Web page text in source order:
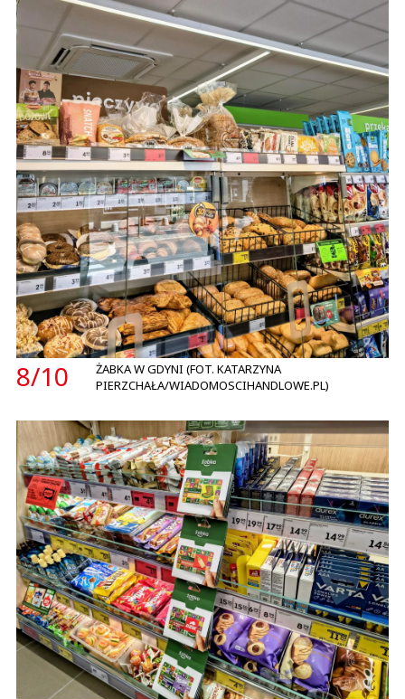
8/10
ŻABKA W GDYNI (FOT. KATARZYNA
PIERZCHAŁA/WIADOMOSCIHANDLOWE.PL)